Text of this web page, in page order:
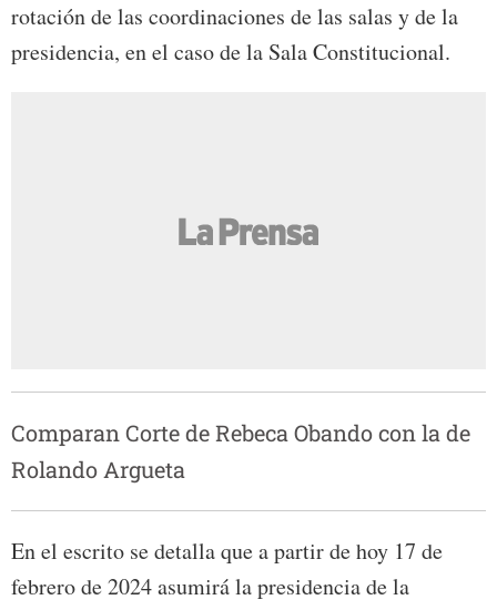
rotación de las coordinaciones de las salas y de la
presidencia, en el caso de la Sala Constitucional.
Comparan Corte de Rebeca Obando con la de
Rolando Argueta
En el escrito se detalla que a partir de hoy 17 de
febrero de 2024 asumirá la presidencia de la